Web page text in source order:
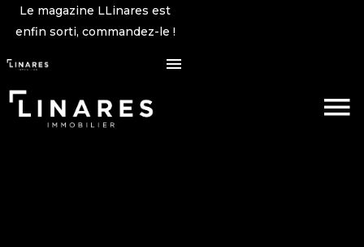
Le magazine LLinares est
enfin sorti, commandez-le !